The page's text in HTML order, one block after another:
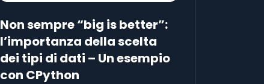
Non sempre “big is better”:
l’importanza della scelta
dei tipi di dati – Un esempio
con CPython